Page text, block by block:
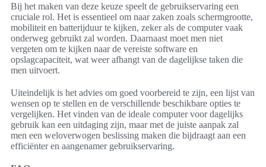
Bij het maken van deze keuze speelt de gebruikservaring een
cruciale rol. Het is essentieel om naar zaken zoals schermgrootte,
mobiliteit en batterijduur te kijken, zeker als de computer vaak
onderweg gebruikt zal worden. Daarnaast moet men niet
vergeten om te kijken naar de vereiste software en
opslagcapaciteit, wat weer afhangt van de dagelijkse taken die
men uitvoert.
Uiteindelijk is het advies om goed voorbereid te zijn, een lijst van
wensen op te stellen en de verschillende beschikbare opties te
vergelijken. Het vinden van de ideale computer voor dagelijks
gebruik kan een uitdaging zijn, maar met de juiste aanpak zal
men een weloverwogen beslissing maken die bijdraagt aan een
efficiënter en aangenamer gebruikservaring.